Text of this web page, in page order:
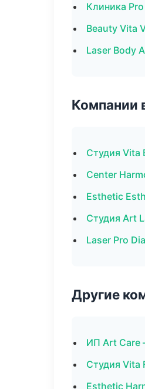
Клиника
Beauty Vita
Laser Body
Компании
Студия Vita
Center
Esthetic
Студия Art
Laser Pro
Другие
ИП Art Care
Студия Vita
Esthetic